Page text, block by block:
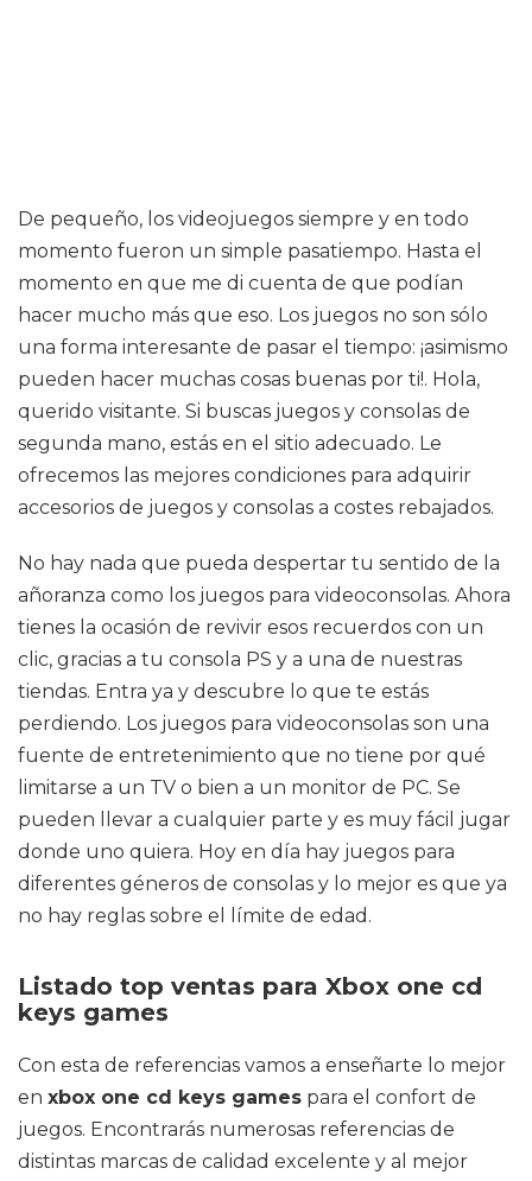
De pequeño, los videojuegos siempre y en todo
momento fueron un simple pasatiempo. Hasta el
momento en que me di cuenta de que podían
hacer mucho más que eso. Los juegos no son sólo
una forma interesante de pasar el tiempo: ¡asimismo
pueden hacer muchas cosas buenas por ti!. Hola,
querido visitante. Si buscas juegos y consolas de
segunda mano, estás en el sitio adecuado. Le
ofrecemos las mejores condiciones para adquirir
accesorios de juegos y consolas a costes rebajados.
No hay nada que pueda despertar tu sentido de la
añoranza como los juegos para videoconsolas. Ahora
tienes la ocasión de revivir esos recuerdos con un
clic, gracias a tu consola PS y a una de nuestras
tiendas. Entra ya y descubre lo que te estás
perdiendo. Los juegos para videoconsolas son una
fuente de entretenimiento que no tiene por qué
limitarse a un TV o bien a un monitor de PC. Se
pueden llevar a cualquier parte y es muy fácil jugar
donde uno quiera. Hoy en día hay juegos para
diferentes géneros de consolas y lo mejor es que ya
no hay reglas sobre el límite de edad.
Listado top ventas para Xbox one cd
keys games
Con esta de referencias vamos a enseñarte lo mejor
en xbox one cd keys games para el confort de
juegos. Encontrarás numerosas referencias de
distintas marcas de calidad excelente y al mejor